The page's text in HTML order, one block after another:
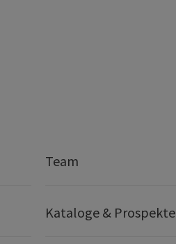
Team
Kataloge & Prospekte